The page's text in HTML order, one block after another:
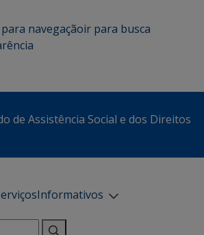
navegaçãoir para busca
de Assistência Social e dos Direitos
Informativos